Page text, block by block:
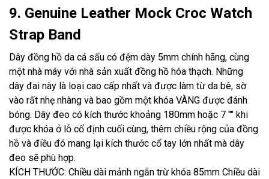
9. Genuine Leather Mock Croc Watch
Strap Band
Dây đồng hồ da cá sấu có đệm dày 5mm chính hãng, cùng
một nhà máy với nhà sản xuất đồng hồ hóa thạch. Những
dây đai này là loại cao cấp nhất và được làm từ da bê, sờ
vào rất nhẹ nhàng và bao gồm một khóa VÀNG được đánh
bóng. Dây đeo có kích thước khoảng 180mm hoặc 7 "" khi
được khóa ở lỗ cố định cuối cùng, thêm chiều rộng của đồng
hồ và điều đó mang lại kích thước cổ tay lớn nhất mà dây
đeo sẽ phù hợp.
KÍCH THƯỚC: Chiều dài mảnh ngắn trừ khóa 85mm Chiều dài